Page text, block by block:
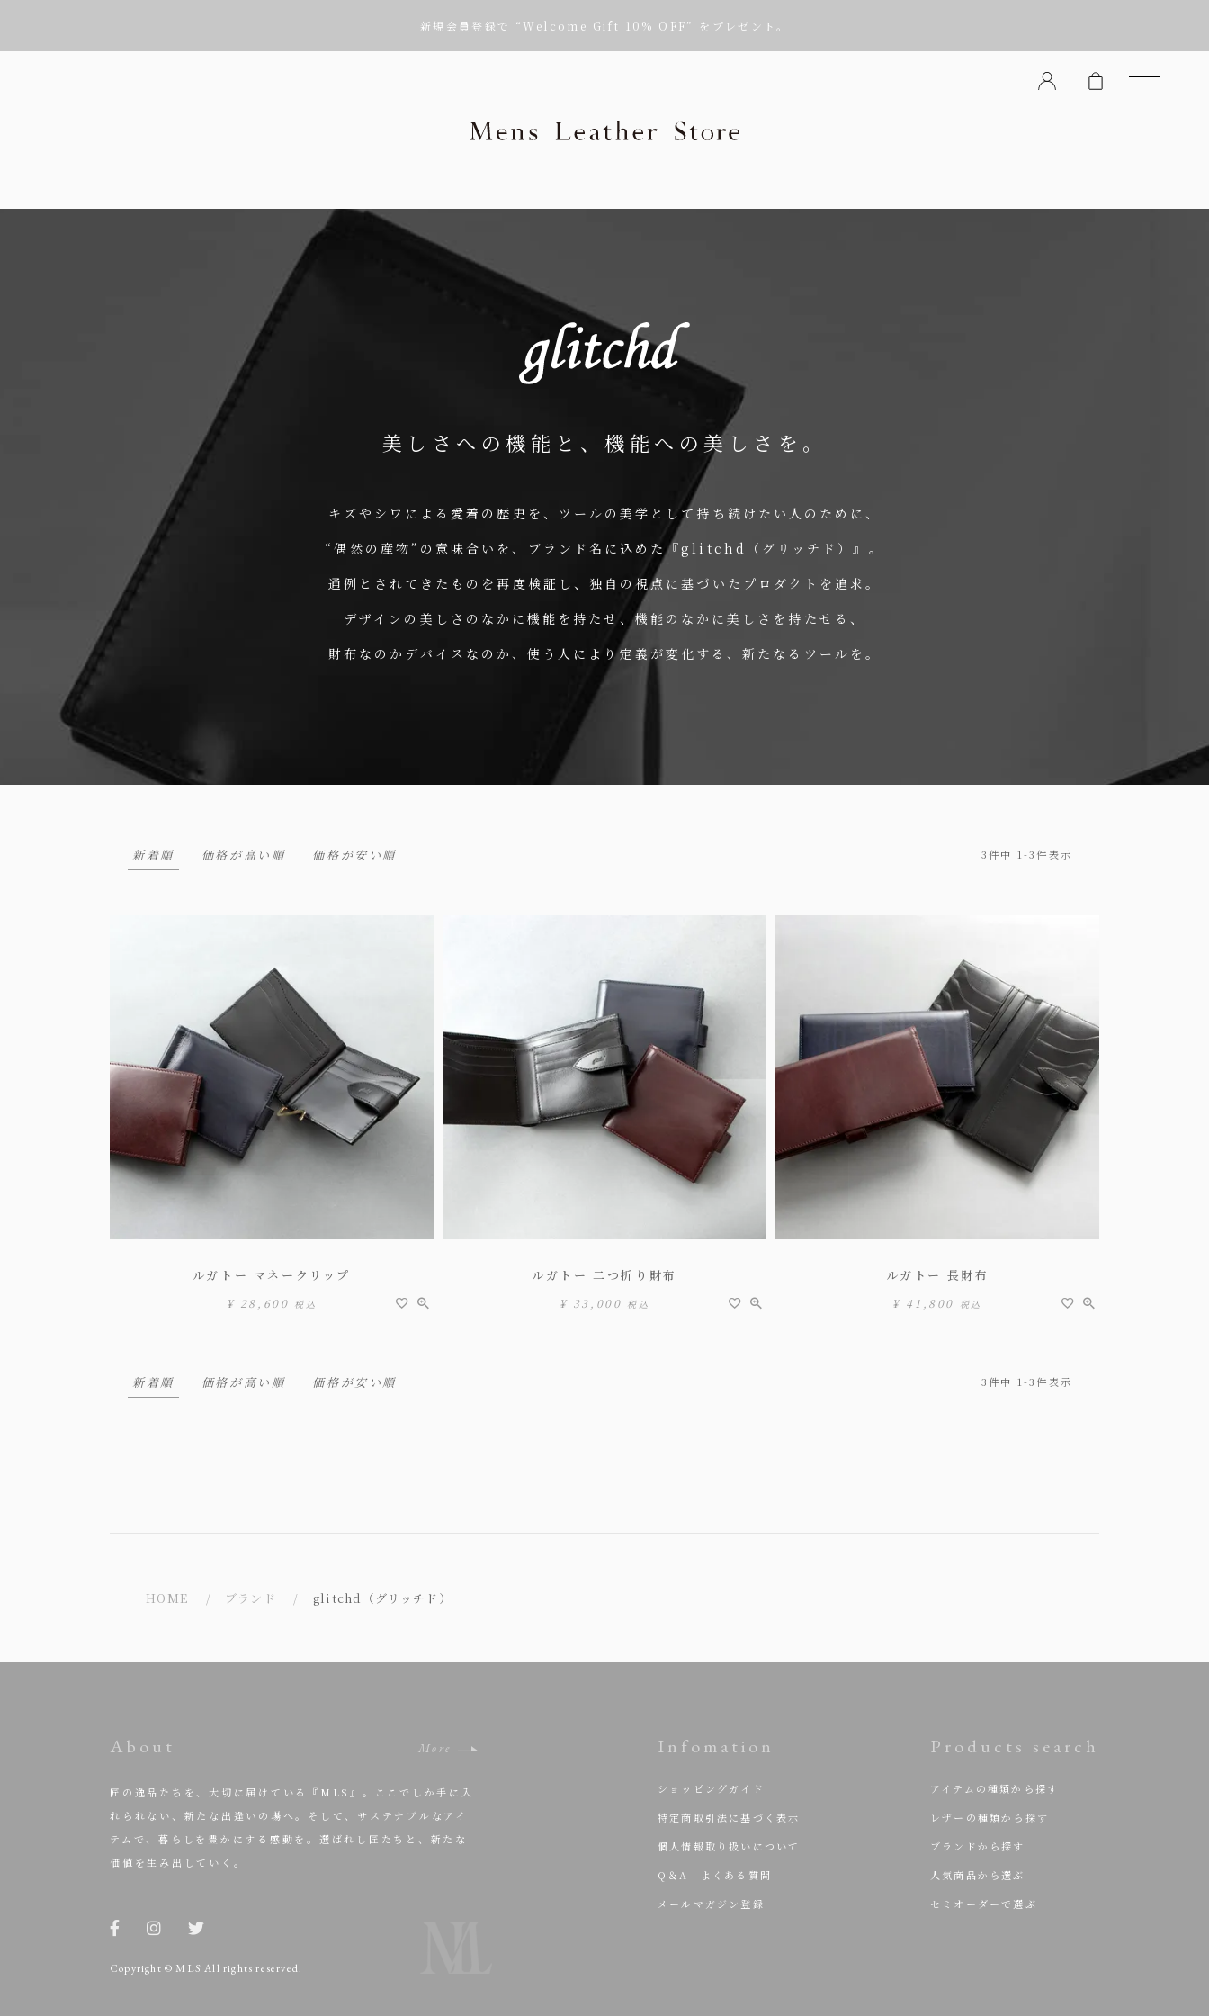
新規会員登録で “Welcome Gift 10% OFF” をプレゼント。
美しさへの機能と、機能への美しさを。
キズやシワによる愛着の歴史を、ツールの美学として持ち続けたい人のために、
“偶然の産物”の意味合いを、ブランド名に込めた『glitchd（グリッチド）』。
通例とされてきたものを再度検証し、独自の視点に基づいたプロダクトを追求。
デザインの美しさのなかに機能を持たせ、機能のなかに美しさを持たせる、
財布なのかデバイスなのか、使う人により定義が変化する、新たなるツールを。
新着順 価格が高い順 価格が安い順 3 件中 1 -3 件表示
ルガトー マネークリップ
¥ 28,600 税込
ルガトー 二つ折り財布
¥ 33,000 税込
ルガトー 長財布
¥ 41,800 税込
新着順 価格が高い順 価格が安い順 3 件中 1 -3 件表示
HOME ブランド glitchd（グリッチド）
About More
匠の逸品たちを、大切に届けている『MLS』。ここでしか手に入
れられない、新たな出逢いの場へ。そして、サステナブルなアイ
テムで、暮らしを豊かにする感動を。選ばれし匠たちと、新たな
価値を生み出していく。
Infomation
ショッピングガイド
特定商取引法に基づく表示
個人情報取り扱いについて
Q＆A｜よくある質問
メールマガジン登録
Products search
アイテムの種類から探す
レザーの種類から探す
ブランドから探す
人気商品から選ぶ
セミオーダーで選ぶ
Copyright © MLS All rights reserved.